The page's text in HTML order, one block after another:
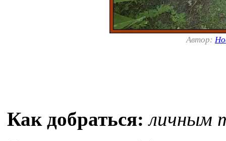
Автор:
Как добраться: личным